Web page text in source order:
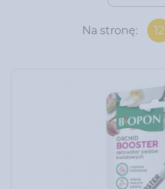
Na stronę: 12